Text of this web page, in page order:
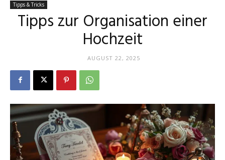
–
Portal
Tipps & Tricks
Tipps zur Organisation einer
Hochzeit
AUGUST 22, 2025